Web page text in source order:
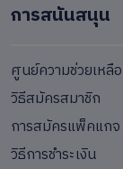
การสนันสนุน
ศูนย์ความช่วยเหลือ
วิธีสมัครสมาชิก
การสมัครแพ็คแกจ
วิธีการชำระเงิน